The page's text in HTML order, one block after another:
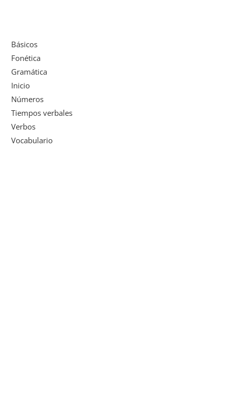
Básicos
Fonética
Gramática
Inicio
Números
Tiempos verbales
Verbos
Vocabulario